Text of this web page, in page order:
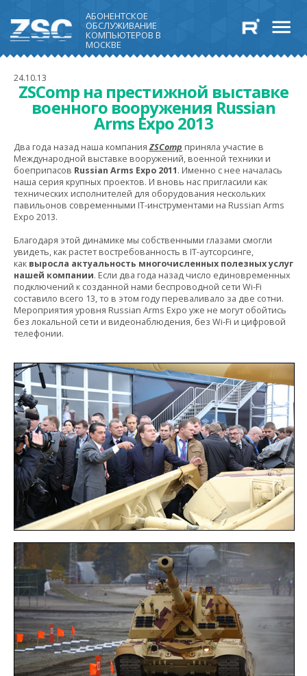
АБОНЕНТСКОЕ
ОБСЛУЖИВАНИЕ
КОМПЬЮТЕРОВ В
МОСКВЕ
24.10.13
ZSComp на престижной выставке
военного вооружения Russian
Arms Expo 2013
Два года назад наша компанияZSComp приняла участие в
Международной выставке вооружений, военной техники и
боеприпасов Russian Arms Expo 2011. Именно с нее началась
наша серия крупных проектов. И вновь нас пригласили как
технических исполнителей для оборудования нескольких
павильонов современными IT-инструментами на Russian Arms
Expo 2013.
Благодаря этой динамике мы собственными глазами смогли
увидеть, как растет востребованность в IT-аутсорсинге,
как выросла актуальность многочисленных полезных услуг
нашей компании. Если два года назад число единовременных
подключений к созданной нами беспроводной сети Wi-Fi
составило всего 13, то в этом году переваливало за две сотни.
Мероприятия уровня Russian Arms Expo уже не могут обойтись
без локальной сети и видеонаблюдения, без Wi-Fi и цифровой
телефонии.